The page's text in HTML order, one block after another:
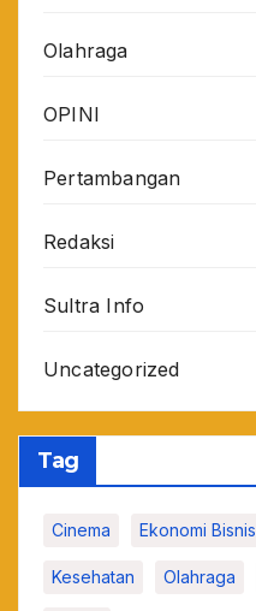
Olahraga
OPINI
Pertambangan
Redaksi
Sultra Info
Uncategorized
Tag
Cinema Ekonomi Bisnis
Kesehatan Olahraga